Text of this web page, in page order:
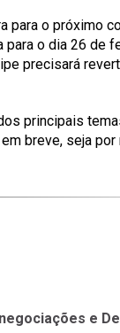
para o próximo
o dia 26 de
precisará
principais
breve, seja por
e